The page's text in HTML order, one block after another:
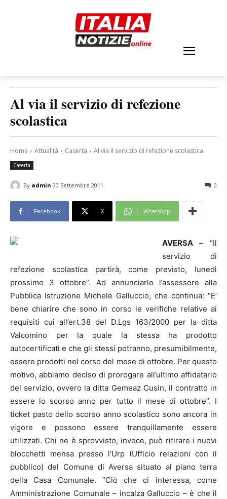
Al via il servizio di refezione
scolastica
Home Attualità Caserta Al via il servizio di refezione scolastica
Caserta
By admin 30 Settembre 2011 0
Facebook X WhatsApp
AVERSA – “Il
servizio di
refezione scolastica partirà, come previsto, lunedì
prossimo 3 ottobre”. Ad annunciarlo l’assessore alla
Pubblica Istruzione Michele Galluccio, che continua: “E’
bene chiarire che sono in corso le verifiche relative ai
requisiti cui all’ert.38 del D.Lgs 163/2000 per la ditta
Valcomino per la quale la stessa ha prodotto
autocertificati e che gli stessi potranno, presumibilmente,
essere prodotti nel corso del mese di ottobre. Per questo
motivo, abbiamo deciso di prorogare all’ultimo affidatario
del servizio, ovvero la ditta Gemeaz Cusin, il contratto in
essere lo scorso anno per tutto il mese di ottobre”. I
ticket pasto dello scorso anno scolastico sono ancora in
vigore e possono essere tranquillamente essere
utilizzati. Chi ne è sprovvisto, invece, può ritirare i nuovi
blocchetti mensa presso l’Urp (Ufficio relazioni con il
pubblico) del Comune di Aversa situato al piano terra
della Casa Comunale. “Ciò che ci interessa, come
Amministrazione Comunale – incalza Galluccio – è che il